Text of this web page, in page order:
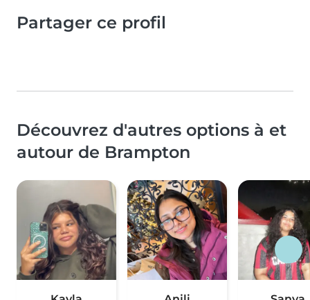
Partager ce profil
Découvrez d'autres options à et
autour de Brampton